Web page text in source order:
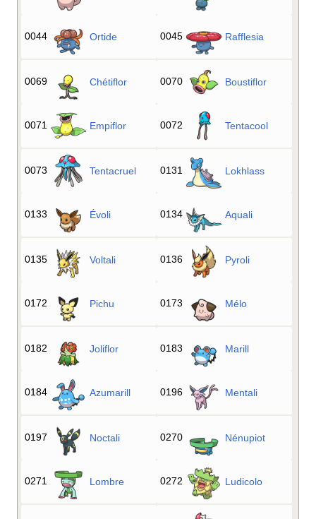
0044 Ortide 0045 Rafflesia
0069 Chétiflor 0070 Boustiflor
0071 Empiflor 0072 Tentacool
0073 Tentacruel 0131 Lokhlass
0133 Évoli 0134 Aquali
0135 Voltali 0136 Pyroli
0172 Pichu 0173 Mélo
0182 Joliflor 0183 Marill
0184 Azumarill 0196 Mentali
0197 Noctali 0270 Nénupiot
0271 Lombre 0272 Ludicolo